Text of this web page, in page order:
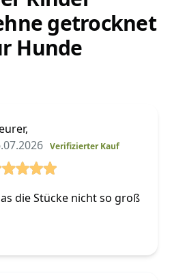
getrocknet
Hunde
Verifizierter Kauf
die Stücke nicht so groß